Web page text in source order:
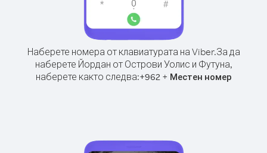
Наберете номера от клавиатурата на Viber.За да
наберете Йордан от Острови Уолис и Футуна,
наберете както следва:+962+ Местен номер